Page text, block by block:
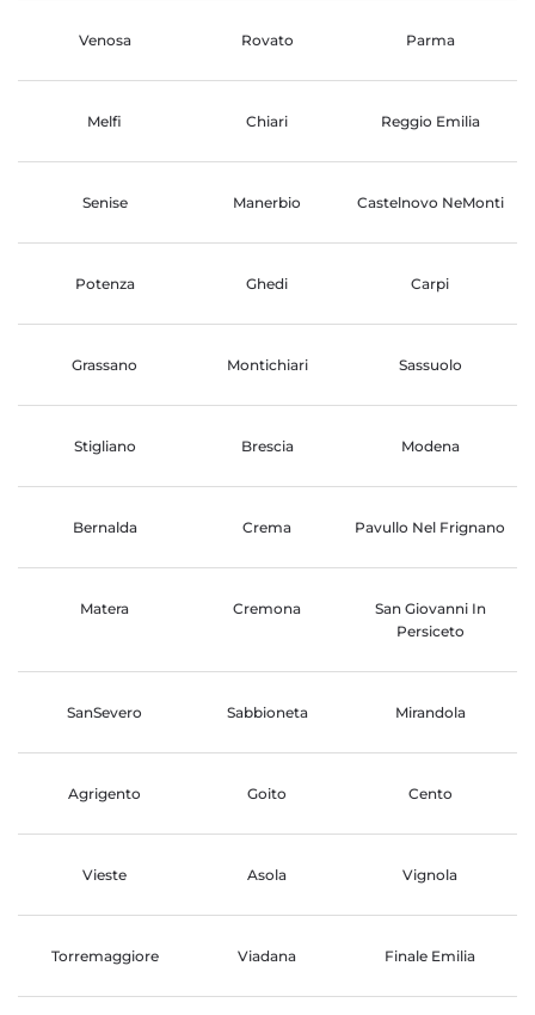
Venosa Rovato Parma
Melfi Chiari Reggio Emilia
Senise Manerbio Castelnovo NeMonti
Potenza Ghedi Carpi
Grassano Montichiari Sassuolo
Stigliano Brescia Modena
Bernalda Crema Pavullo Nel Frignano
Matera Cremona
San Giovanni In
Persiceto
SanSevero Sabbioneta Mirandola
Agrigento Goito Cento
Vieste Asola Vignola
Torremaggiore Viadana Finale Emilia